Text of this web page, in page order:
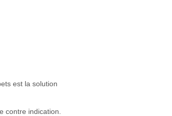
est la solution
contre indication.